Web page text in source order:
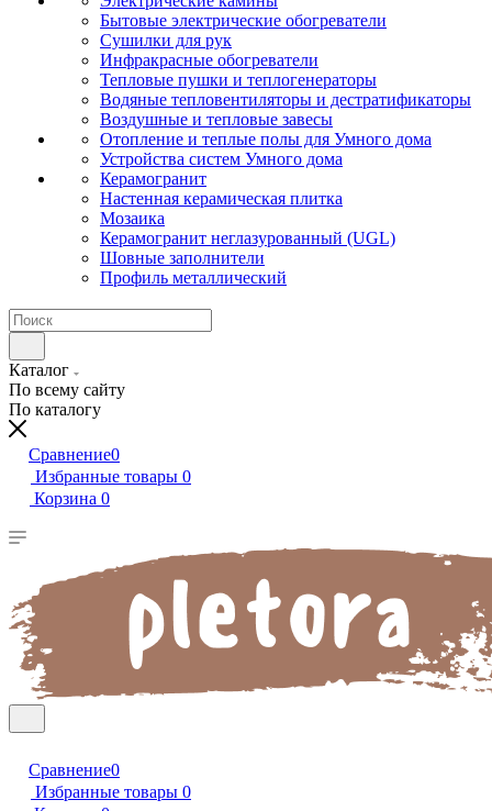
Бытовые электрические обогреватели
Сушилки для рук
Инфракрасные обогреватели
Тепловые пушки и теплогенераторы
Водяные тепловентиляторы и дестратификаторы
Воздушные и тепловые завесы
Отопление и теплые полы для Умного дома
Устройства систем Умного дома
Керамогранит
Настенная керамическая плитка
Мозаика
Керамогранит неглазурованный (UGL)
Шовные заполнители
Профиль металлический
Каталог
По всему сайту
По каталогу
Сравнение0
Избранные товары 0
Корзина 0
Сравнение0
Избранные товары 0